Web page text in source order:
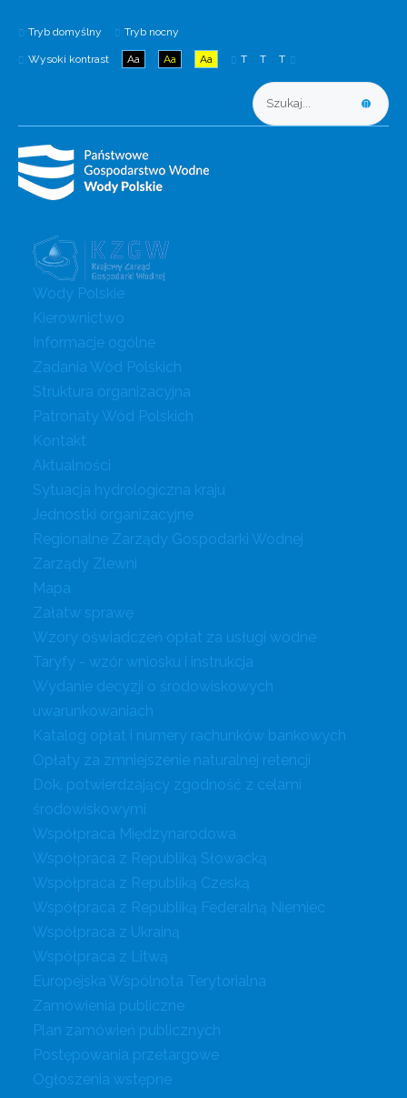
Tryb domyślny Tryb nocny
Wysoki kontrast Aa Aa Aa T T T
Wody Polskie
Kierownictwo
Informacje ogólne
Zadania Wód Polskich
Struktura organizacyjna
Patronaty Wód Polskich
Kontakt
Aktualności
Sytuacja hydrologiczna kraju
Jednostki organizacyjne
Regionalne Zarządy Gospodarki Wodnej
Zarządy Zlewni
Mapa
Załatw sprawę
Wzory oświadczeń opłat za usługi wodne
Taryfy - wzór wniosku i instrukcja
Wydanie decyzji o środowiskowych
uwarunkowaniach
Katalog opłat i numery rachunków bankowych
Opłaty za zmniejszenie naturalnej retencji
Dok. potwierdzający zgodność z celami
środowiskowymi
Współpraca Międzynarodowa
Współpraca z Republiką Słowacką
Współpraca z Republiką Czeską
Współpraca z Republiką Federalną Niemiec
Współpraca z Ukrainą
Współpraca z Litwą
Europejska Wspólnota Terytorialna
Zamówienia publiczne
Plan zamówień publicznych
Postępowania przetargowe
Ogłoszenia wstępne